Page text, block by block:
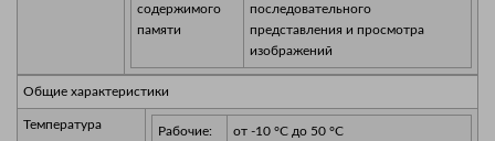
содержимого
памяти
последовательного
представления и просмотра
изображений
Общие характеристики
Температура Рабочие: от -10 °C до 50 °C